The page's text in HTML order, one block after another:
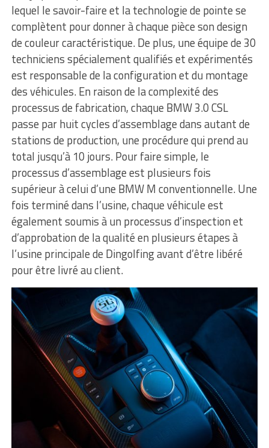
lequel le savoir-faire et la technologie de pointe se
complètent pour donner à chaque pièce son design
de couleur caractéristique. De plus, une équipe de 30
techniciens spécialement qualifiés et expérimentés
est responsable de la configuration et du montage
des véhicules. En raison de la complexité des
processus de fabrication, chaque BMW 3.0 CSL
passe par huit cycles d’assemblage dans autant de
stations de production, une procédure qui prend au
total jusqu’à 10 jours. Pour faire simple, le
processus d’assemblage est plusieurs fois
supérieur à celui d’une BMW M conventionnelle. Une
fois terminé dans l’usine, chaque véhicule est
également soumis à un processus d’inspection et
d’approbation de la qualité en plusieurs étapes à
l’usine principale de Dingolfing avant d’être libéré
pour être livré au client.